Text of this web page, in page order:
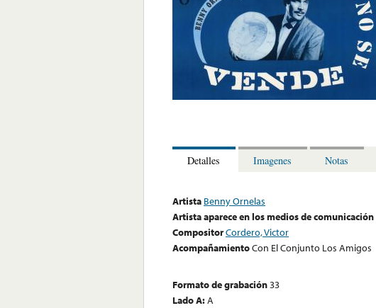
Detalles Imagenes Notas
Artista Benny Ornelas
Artista aparece en los medios de comunicación
CompositorCordero, Victor
AcompañamientoCon El Conjunto Los Amigos
Formato de grabación33
Lado A:A